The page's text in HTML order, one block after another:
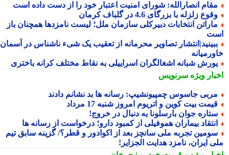
انصارالله: شورای امنیت اعتبار خود را از دست داده است
زلزله با بزرگای 4.6 در گلباف کرمان
انتخابات دبیرکلی سازمان ملل؛ لیست نامزدها همچنان باز
تصاویر محرمانه از تعقیب یک شیء ناشناس در آسمان
شبانه اشغالگران اسراییلی به نقاط مختلف کرانه باختری
ویژهسرنویس
جاسوس چمپیونشیپ: رسانه ها بد نشانم دادند
بیت کوین و اتریوم امروز شنبه 17 مرداد
جوان بارسلونا به دنبال در خروج!
بیماران هموفیلی از کمبود دارو؛ درخواست از رسانه ها
تجربه ملی سانچز بعد از اکوادور و قطر؟/ گزینه سابق تیم
ایران، نامزد هدایت الجزایر!